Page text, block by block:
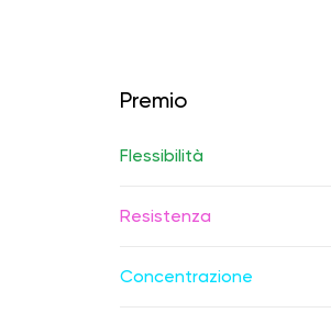
Premio
Flessibilità
Resistenza
Concentrazione